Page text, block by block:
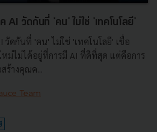
AI วัดกันที่ 'คน' ไม่ใช่ 'เทคโนโลยี'
วัดกันที่ 'คน' ไม่ใช่ 'เทคโนโลยี' เชื่อ
หม่ไม่ได้อยู่ที่การมี AI ที่ดีที่สุด แต่คือการ
ร้างคุณค...
Team